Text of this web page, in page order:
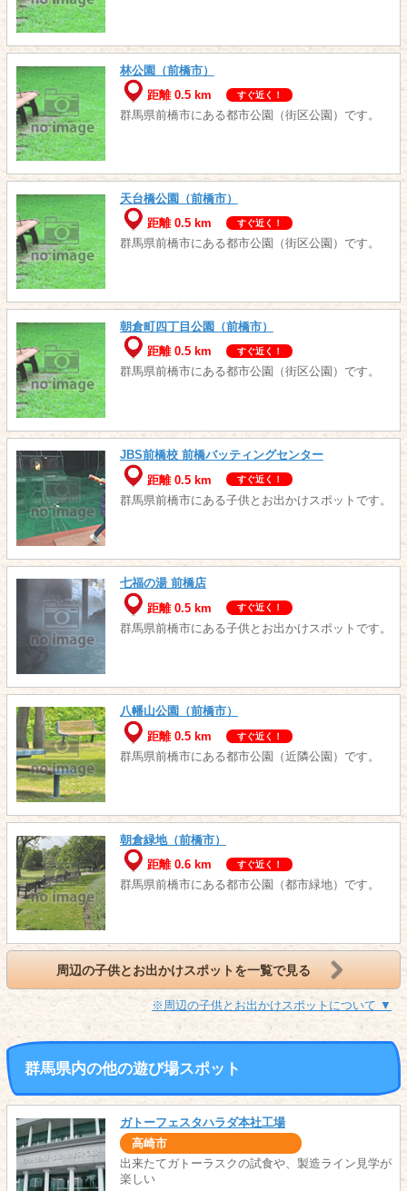
林公園（前橋市）
距離 0.5 km
すぐ近く！
群馬県前橋市にある都市公園（街区公園）です。
天台橋公園（前橋市）
距離 0.5 km
すぐ近く！
群馬県前橋市にある都市公園（街区公園）です。
朝倉町四丁目公園（前橋市）
距離 0.5 km
すぐ近く！
群馬県前橋市にある都市公園（街区公園）です。
JBS前橋校 前橋バッティングセンター
距離 0.5 km
すぐ近く！
群馬県前橋市にある子供とお出かけスポットです。
七福の湯 前橋店
距離 0.5 km
すぐ近く！
群馬県前橋市にある子供とお出かけスポットです。
八幡山公園（前橋市）
距離 0.5 km
すぐ近く！
群馬県前橋市にある都市公園（近隣公園）です。
朝倉緑地（前橋市）
距離 0.6 km
すぐ近く！
群馬県前橋市にある都市公園（都市緑地）です。
周辺の子供とお出かけスポットを一覧で見る
※周辺の子供とお出かけスポットについて ▼
群馬県内の他の遊び場スポット
ガトーフェスタハラダ本社工場
高崎市
出来たてガトーラスクの試食や、製造ライン見学が
楽しい